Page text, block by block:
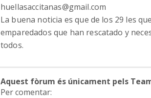
huellasaccitanas@gmail.com
La buena noticia es que de los 29 les
emparedados que han rescatado y
todos.
Aquest fòrum és únicament pels
Per comentar: